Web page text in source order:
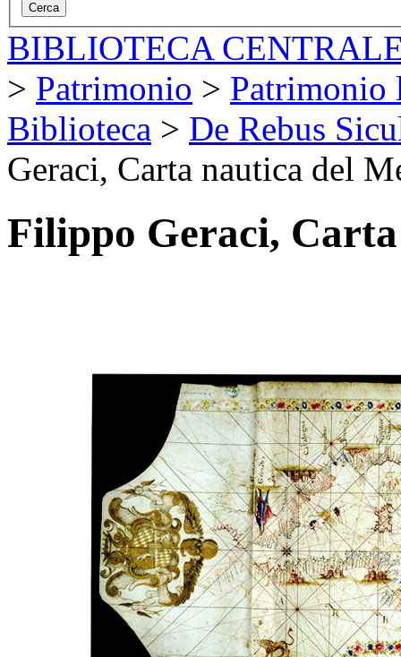
BIBLIOTECA
> Patrimonio > Patrimonio
Biblioteca > De Rebus
Geraci, Carta nautica del
Filippo Geraci,